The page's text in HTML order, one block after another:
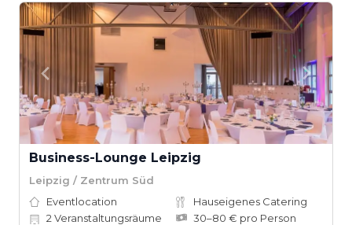
Business-Lounge Leipzig
Leipzig / Zentrum Süd
Eventlocation
Hauseigenes Catering
2 Veranstaltungsräume
30–80 € pro Person